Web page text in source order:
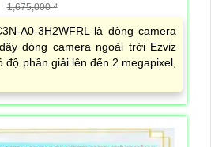
1,675,000 ₫
A0-3H2WFRL là dòng camera
dòng camera ngoài trời Ezviz
độ phân giải lên đến 2 megapixel,